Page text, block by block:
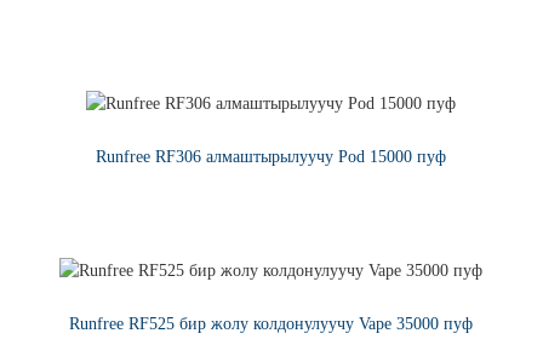
Runfree RF306 алмаштырылуучу Pod 15000 пуф
Runfree RF525 бир жолу колдонулуучу Vape 35000 пуф
КӨБҮРӨӨК ОКУУ